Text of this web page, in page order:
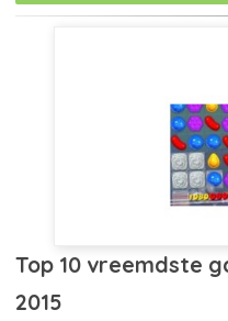
Top 10 vreemdste
2015